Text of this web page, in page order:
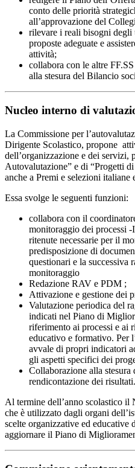
conto delle priorità
all’approvazione del
rilevare i reali bisogni degli
proposte adeguate e
attività;
collabora con le altre
alla stesura del Bilancio
Nucleo interno di
La Commissione per
Dirigente Scolastico, propone
dell’organizzazione e dei servizi,
Autovalutazione” e di “Progetti
anche a Premi e selezioni italiane
Essa svolge le seguenti funzioni:
collabora con il
monitoraggio dei processi
ritenute necessarie per il
predisposizione di
questionari e la successiva
monitoraggio
Redazione RAV e PDM ;
Attivazione e gestione dei
Valutazione periodica del
indicati nel Piano di
riferimento ai processi e ai
educativo e formativo. Per
avvale di propri indicatori
gli aspetti specifici dei
Collaborazione alla
rendicontazione dei risultati.
Al termine dell’anno scolastico
che è utilizzato dagli organi
scelte organizzative ed educative
aggiornare il Piano di